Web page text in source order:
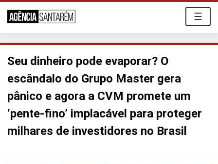
☰
Seu dinheiro pode evaporar? O
escândalo do Grupo Master gera
pânico e agora a CVM promete um
‘pente-fino’ implacável para proteger
milhares de investidores no Brasil